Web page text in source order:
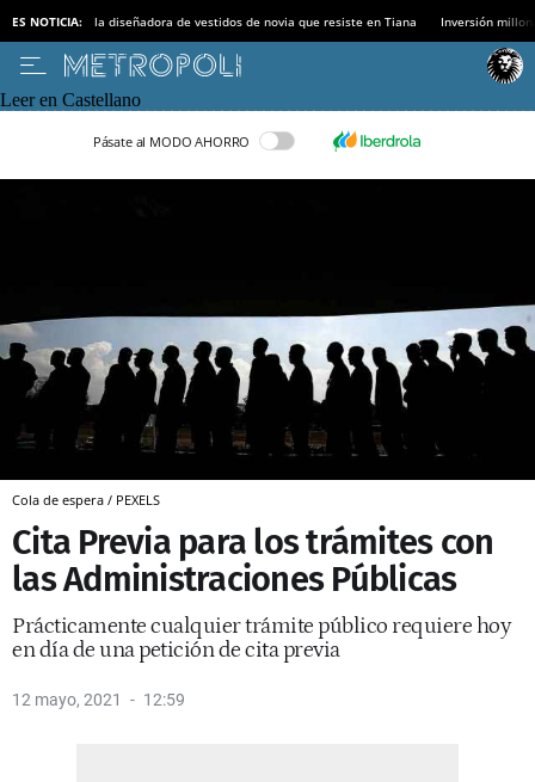
ES NOTICIA: la diseñadora de vestidos de novia que resiste en Tiana Inversión
Leer en Castellano
Pásate al MODO AHORRO
Cola de espera / PEXELS
Cita Previa para los trámites con
las Administraciones Públicas
Prácticamente cualquier trámite público requiere hoy
en día de una petición de cita previa
12 mayo, 2021 12:59